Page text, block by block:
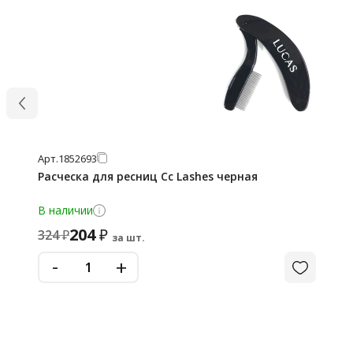
Арт.1852693
Расческа для ресниц Cc Lashes черная
В наличии
324₽204₽ за шт.
- +